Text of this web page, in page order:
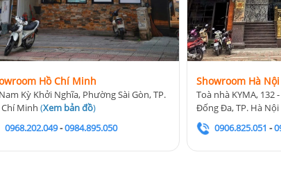
Hồ Chí Minh
Kỳ Khởi Nghĩa, Phường Sài Gòn, TP.
Chí Minh(Xem bản đồ)
0968.202.049-0984.895.050
Showroom Hà Nội
Toà nhà KYMA, 132
Đống Đa, TP. Hà Nội
0906.825.051 -